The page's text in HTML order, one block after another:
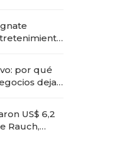
por qué
dejan
US$ 6,2
Rauch,